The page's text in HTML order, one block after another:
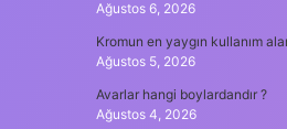
Ağustos 6, 2026
Kromun en yaygın kullanım
Ağustos 5, 2026
Avarlar hangi boylardandır ?
Ağustos 4, 2026